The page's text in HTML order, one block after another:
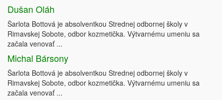
Dušan Oláh
Šarlota Bottová je absolventkou Strednej odbornej školy v
Rimavskej Sobote, odbor kozmetička. Výtvarnému umeniu sa
začala venovať ...
Michal Bársony
Šarlota Bottová je absolventkou Strednej odbornej školy v
Rimavskej Sobote, odbor kozmetička. Výtvarnému umeniu sa
začala venovať ...